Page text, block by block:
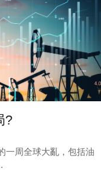
?
一周全球大亂，包括油